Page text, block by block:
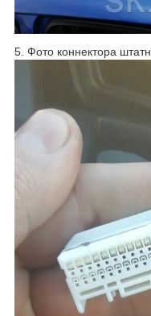
5. Фото коннектора